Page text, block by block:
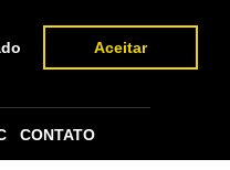
Aceitar
CONTATO